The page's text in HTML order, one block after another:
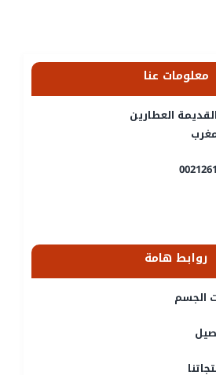
معلومات عنا
العطارين
روابط هامة
الجسم